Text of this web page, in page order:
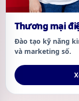
Thương mại
Đào tạo kỹ năng
và marketing số.